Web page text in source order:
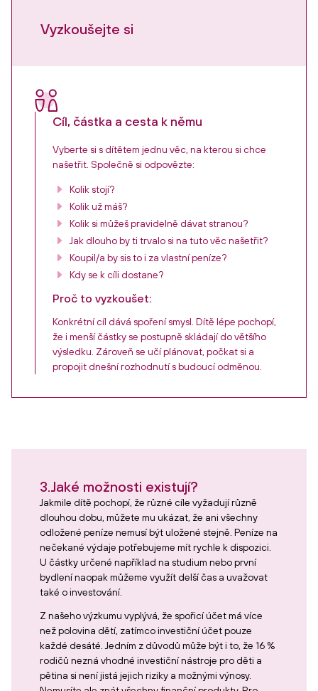
Vyzkoušejte si
Cíl, částka a cesta k němu
Vyberte si s dítětem jednu věc, na kterou si chce
našetřit. Společně si odpovězte:
Kolik stojí?
Kolik už máš?
Kolik si můžeš pravidelně dávat stranou?
Jak dlouho by ti trvalo si na tuto věc našetřit?
Koupil/a by sis to i za vlastní peníze?
Kdy se k cíli dostane?
Proč to vyzkoušet:
Konkrétní cíl dává spoření smysl. Dítě lépe pochopí,
že i menší částky se postupně skládají do většího
výsledku. Zároveň se učí plánovat, počkat si a
propojit dnešní rozhodnutí s budoucí odměnou.
3.Jaké možnosti existují?
Jakmile dítě pochopí, že různé cíle vyžadují různě
dlouhou dobu, můžete mu ukázat, že ani všechny
odložené peníze nemusí být uložené stejně. Peníze na
nečekané výdaje potřebujeme mít rychle k dispozici.
U částky určené například na studium nebo první
bydlení naopak můžeme využít delší čas a uvažovat
také o investování.
Z našeho výzkumu vyplývá, že spořicí účet má více
než polovina dětí, zatímco investiční účet pouze
každé desáté. Jedním z důvodů může být i to, že 16 %
rodičů nezná vhodné investiční nástroje pro děti a
pětina si není jistá jejich riziky a možnými výnosy.